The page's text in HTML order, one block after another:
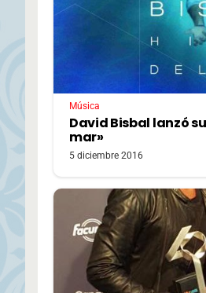
Música
David Bisbal lanzó
mar»
5 diciembre 2016